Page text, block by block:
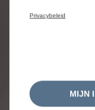
Privacybeleid